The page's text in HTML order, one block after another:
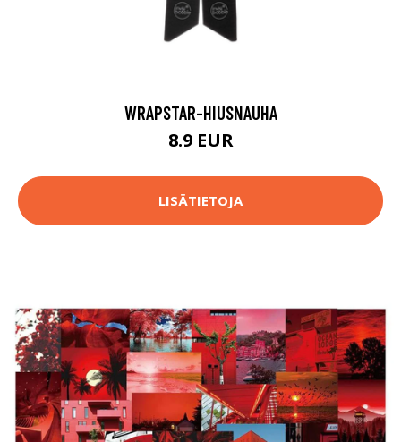
WRAPSTAR-HIUSNAUHA
8.9 EUR
LISÄTIETOJA